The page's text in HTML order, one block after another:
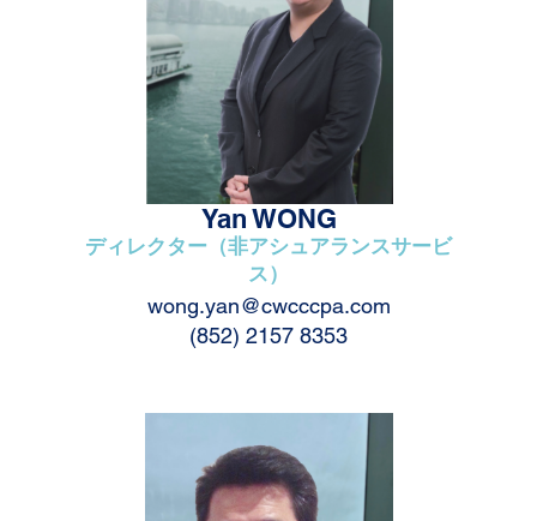
Yan WONG
ディレクター（非アシュアランスサービ
ス）
wong.yan@cwcccpa.com
(852) 2157 8353